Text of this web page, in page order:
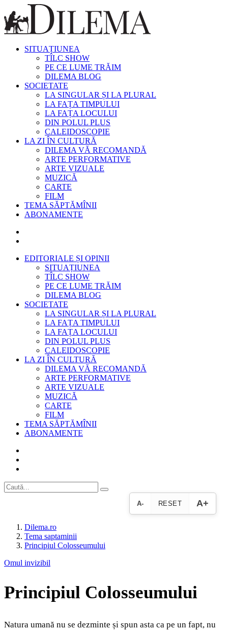
SITUAȚIUNEA
TÎLC SHOW
PE CE LUME TRĂIM
DILEMA BLOG
SOCIETATE
LA SINGULAR ȘI LA PLURAL
LA FAȚA TIMPULUI
LA FAȚA LOCULUI
DIN POLUL PLUS
CALEIDOSCOPIE
LA ZI ÎN CULTURĂ
DILEMA VĂ RECOMANDĂ
ARTE PERFORMATIVE
ARTE VIZUALE
MUZICĂ
CARTE
FILM
TEMA SĂPTĂMÎNII
ABONAMENTE
EDITORIALE ȘI OPINII
SITUAȚIUNEA
TÎLC SHOW
PE CE LUME TRĂIM
DILEMA BLOG
SOCIETATE
LA SINGULAR ȘI LA PLURAL
LA FAȚA TIMPULUI
LA FAȚA LOCULUI
DIN POLUL PLUS
CALEIDOSCOPIE
LA ZI ÎN CULTURĂ
DILEMA VĂ RECOMANDĂ
ARTE PERFORMATIVE
ARTE VIZUALE
MUZICĂ
CARTE
FILM
TEMA SĂPTĂMÎNII
ABONAMENTE
A- RESET A+
Dilema.ro
Tema saptaminii
Principiul Colosseumului
Omul invizibil
Principiul Colosseumului
Natura umană nu se dezminte și spun asta ca pe un fapt, nu